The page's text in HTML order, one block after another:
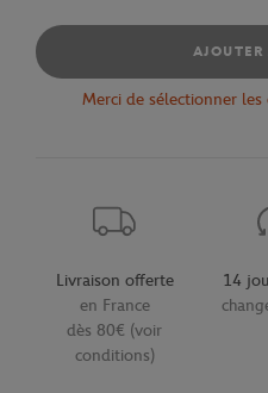
Merci de sélectionner
Livraison offerte
en France
dès 80€ (voir
conditions)
14